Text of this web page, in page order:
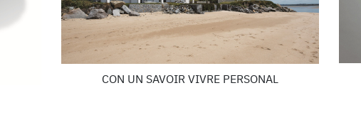
CON UN SAVOIR VIVRE PERSONAL